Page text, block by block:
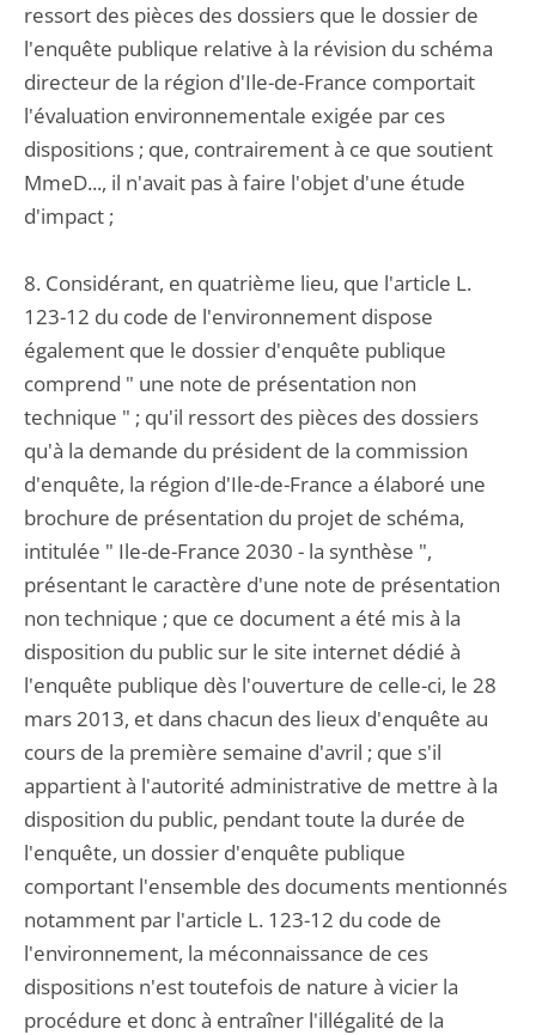
ressort des pièces des dossiers que le dossier de
l'enquête publique relative à la révision du schéma
directeur de la région d'Ile-de-France comportait
l'évaluation environnementale exigée par ces
dispositions ; que, contrairement à ce que soutient
MmeD..., il n'avait pas à faire l'objet d'une étude
d'impact ;
8. Considérant, en quatrième lieu, que l'article L.
123-12 du code de l'environnement dispose
également que le dossier d'enquête publique
comprend " une note de présentation non
technique " ; qu'il ressort des pièces des dossiers
qu'à la demande du président de la commission
d'enquête, la région d'Ile-de-France a élaboré une
brochure de présentation du projet de schéma,
intitulée " Ile-de-France 2030 - la synthèse ",
présentant le caractère d'une note de présentation
non technique ; que ce document a été mis à la
disposition du public sur le site internet dédié à
l'enquête publique dès l'ouverture de celle-ci, le 28
mars 2013, et dans chacun des lieux d'enquête au
cours de la première semaine d'avril ; que s'il
appartient à l'autorité administrative de mettre à la
disposition du public, pendant toute la durée de
l'enquête, un dossier d'enquête publique
comportant l'ensemble des documents mentionnés
notamment par l'article L. 123-12 du code de
l'environnement, la méconnaissance de ces
dispositions n'est toutefois de nature à vicier la
procédure et donc à entraîner l'illégalité de la